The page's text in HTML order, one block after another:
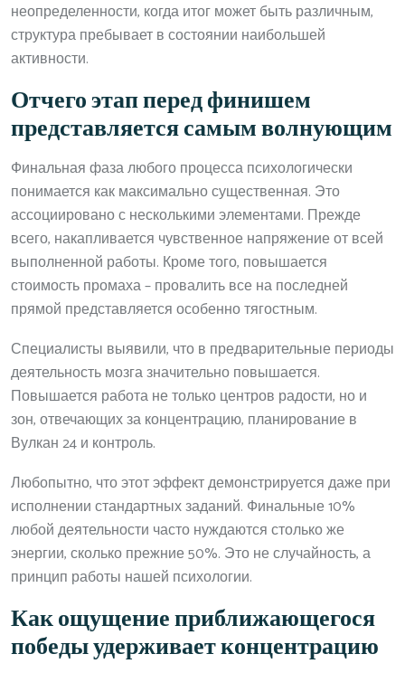
неопределенности, когда итог может быть различным,
структура пребывает в состоянии наибольшей
активности.
Отчего этап перед финишем
представляется самым волнующим
Финальная фаза любого процесса психологически
понимается как максимально существенная. Это
ассоциировано с несколькими элементами. Прежде
всего, накапливается чувственное напряжение от всей
выполненной работы. Кроме того, повышается
стоимость промаха – провалить все на последней
прямой представляется особенно тягостным.
Специалисты выявили, что в предварительные периоды
деятельность мозга значительно повышается.
Повышается работа не только центров радости, но и
зон, отвечающих за концентрацию, планирование в
Вулкан 24 и контроль.
Любопытно, что этот эффект демонстрируется даже при
исполнении стандартных заданий. Финальные 10%
любой деятельности часто нуждаются столько же
энергии, сколько прежние 50%. Это не случайность, а
принцип работы нашей психологии.
Как ощущение приближающегося
победы удерживает концентрацию